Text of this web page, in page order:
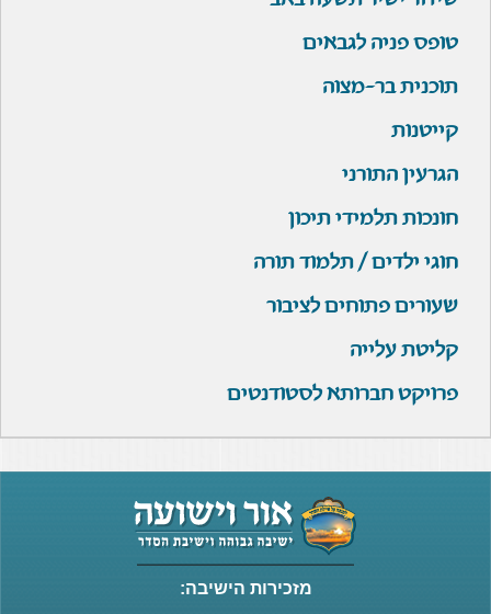
טופס פניה לגבאים
תוכנית בר-מצוה
קייטנות
הגרעין התורני
חונכות תלמידי תיכון
חוגי ילדים / תלמוד תורה
שעורים פתוחים לציבור
קליטת עלייה
פרויקט חברותא לסטודנטים
מזכירות הישיבה: